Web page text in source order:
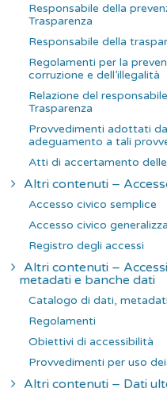
Responsabile della
Trasparenza
Responsabile della
Regolamenti per la
corruzione e dell’illegalità
Relazione del
Trasparenza
Provvedimenti adottati
adeguamento a tali
Atti di accertamento
Altri contenuti –
Accesso civico semplice
Accesso civico
Registro degli accessi
Altri contenuti –
metadati e banche dati
Catalogo di dati,
Regolamenti
Obiettivi di accessibilità
Provvedimenti per uso
Altri contenuti – Dati